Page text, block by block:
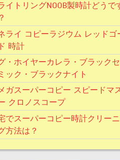
イトリングNOOB製時計どうで
ライ コピーラジウム レッドゴ
時計
・ホイヤーカレラ・ブラックセ
ック・ブラックナイト
ガスーパーコピー スピードマ
クロノスコープ
でスーパーコピー時計クリーニ
方法は？